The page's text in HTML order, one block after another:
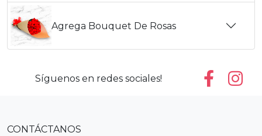
Agrega Bouquet De Rosas
Síguenos en redes sociales!
CONTÁCTANOS